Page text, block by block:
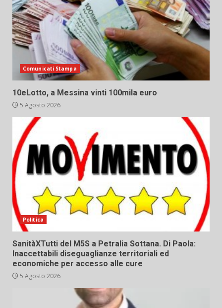
Comunicati Stampa
10eLotto, a Messina vinti 100mila euro
5 Agosto 2026
Politica
SanitàXTutti del M5S a Petralia Sottana. Di Paola:
Inaccettabili diseguaglianze territoriali ed
economiche per accesso alle cure
5 Agosto 2026